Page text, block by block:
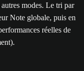
modes. Le tri par
Note globale, puis en
réelles de